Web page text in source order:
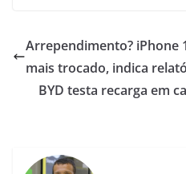
Arrependimento? iPhone
mais trocado, indica
BYD testa recarga em